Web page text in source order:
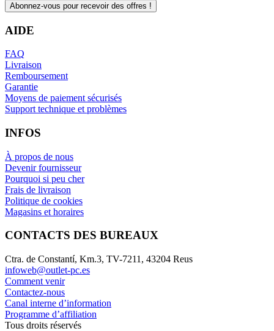
Abonnez-vous pour recevoir des offres !
AIDE
FAQ
Livraison
Remboursement
Garantie
Moyens de paiement sécurisés
Support technique et problèmes
INFOS
À propos de nous
Devenir fournisseur
Pourquoi si peu cher
Frais de livraison
Politique de cookies
Magasins et horaires
CONTACTS DES BUREAUX
Ctra. de Constantí, Km.3, TV-7211, 43204 Reus
infoweb@outlet-pc.es
Comment venir
Contactez-nous
Canal interne d’information
Programme d’affiliation
Tous droits réservés